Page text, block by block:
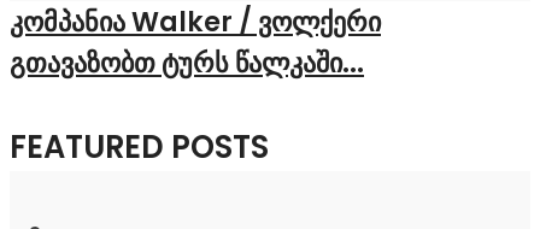
კომპანია Walker / ვოლქერი
გთავაზობთ ტურს წალკაში...
FEATURED POSTS